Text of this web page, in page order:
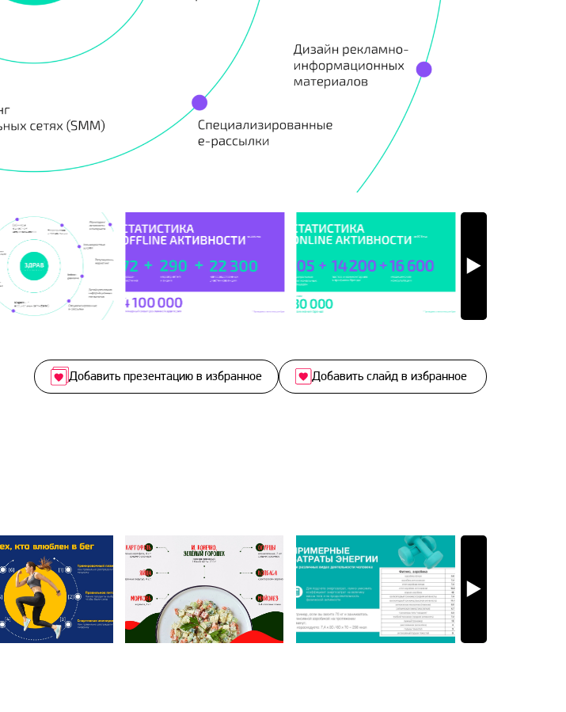
Добавить презентацию в избранное Добавить слайд в избранное